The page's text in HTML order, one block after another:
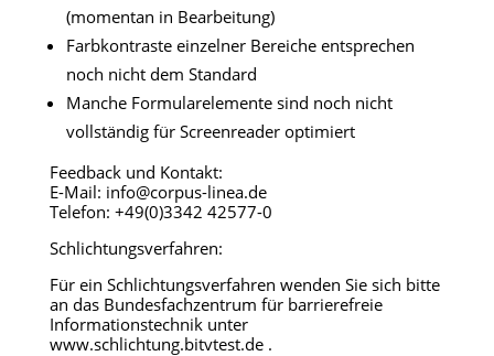
(momentan in Bearbeitung)
Farbkontraste einzelner Bereiche entsprechen
noch nicht dem Standard
Manche Formularelemente sind noch nicht
vollständig für Screenreader optimiert
Feedback und Kontakt:
E-Mail: info@corpus-linea.de
Telefon: +49(0)3342 42577-0
Schlichtungsverfahren:
Für ein Schlichtungsverfahren wenden Sie sich bitte
an das Bundesfachzentrum für barrierefreie
Informationstechnik unter
www.schlichtung.bitvtest.de .